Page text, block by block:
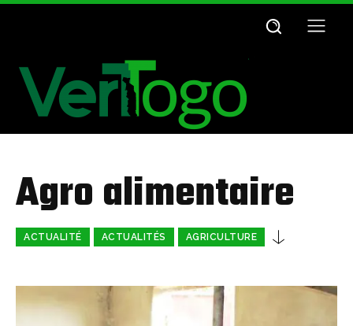
Agro alimentaire
ACTUALITÉ ACTUALITÉS AGRICULTURE